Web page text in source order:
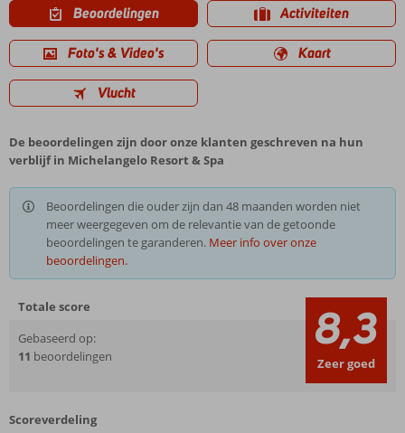
Beoordelingen Activiteiten
Foto's & Video's Kaart
Vlucht
De beoordelingen zijn door onze klanten geschreven na hun
verblijf in Michelangelo Resort & Spa
Beoordelingen die ouder zijn dan 48 maanden worden niet
meer weergegeven om de relevantie van de getoonde
beoordelingen te garanderen. Meer info over onze
beoordelingen.
Totale score
Gebaseerd op:
11 beoordelingen 8,3
Zeer goed
Scoreverdeling